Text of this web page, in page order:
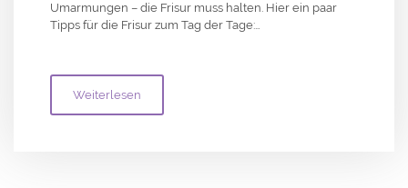
Umarmungen – die Frisur muss halten. Hier ein paar
Tipps für die Frisur zum Tag der Tage:…
Weiterlesen